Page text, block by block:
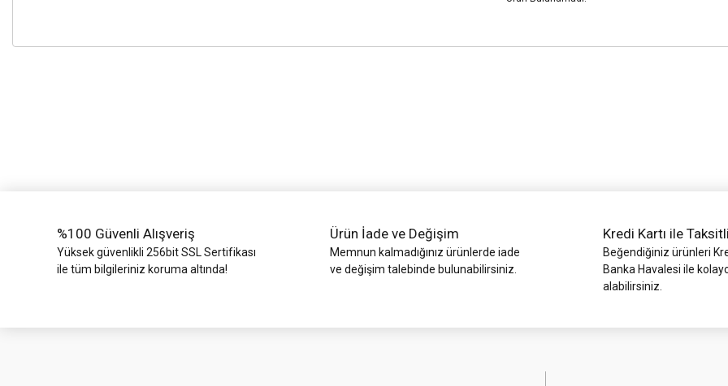
%100 Güvenli Alışveriş
Yüksek güvenlikli 256bit SSL Sertifikası
ile tüm bilgileriniz koruma altında!
Ürün İade ve Değişim
Memnun kalmadığınız ürünlerde iade
ve değişim talebinde bulunabilirsiniz.
Kredi Kartı ile
Beğendiğiniz ürünleri
Banka Havalesi ile
alabilirsiniz.